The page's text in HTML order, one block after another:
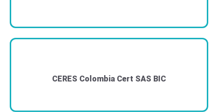
CERES Colombia Cert SAS BIC